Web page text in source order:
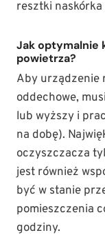
resztki naskórka
Jak optymalnie
powietrza?
Aby urządzenie
oddechowe,
lub wyższy i
na dobę).
oczyszczacza
jest również
być w stanie
pomieszczenia
godziny.